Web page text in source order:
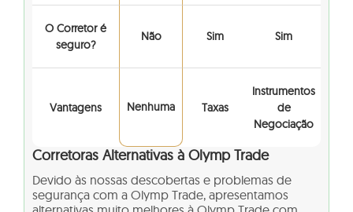
O Corretor é
seguro?
Não Sim Sim
Vantagens Nenhuma Taxas
Instrumentos
de
Negociação
Corretoras Alternativas à Olymp Trade
Devido às nossas descobertas e problemas de
segurança com a Olymp Trade, apresentamos